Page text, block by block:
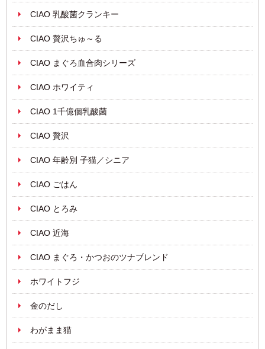
CIAO 乳酸菌クランキー
CIAO 贅沢ちゅ～る
CIAO まぐろ血合肉シリーズ
CIAO ホワイティ
CIAO 1千億個乳酸菌
CIAO 贅沢
CIAO 年齢別 子猫／シニア
CIAO ごはん
CIAO とろみ
CIAO 近海
CIAO まぐろ・かつおのツナブレンド
ホワイトフジ
金のだし
わがまま猫